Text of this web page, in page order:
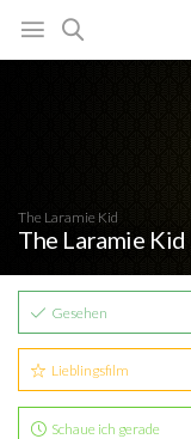
The Laramie Kid
The Laramie Kid
Gesehen
Lieblingsfilm
Schaue ich gerade